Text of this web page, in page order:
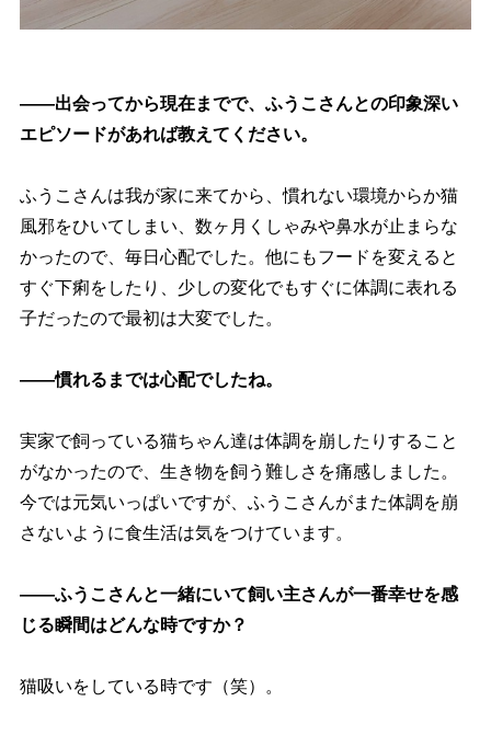
――出会ってから現在までで、ふうこさんとの印象深い
エピソードがあれば教えてください。
ふうこさんは我が家に来てから、慣れない環境からか猫
風邪をひいてしまい、数ヶ月くしゃみや鼻水が止まらな
かったので、毎日心配でした。他にもフードを変えると
すぐ下痢をしたり、少しの変化でもすぐに体調に表れる
子だったので最初は大変でした。
――慣れるまでは心配でしたね。
実家で飼っている猫ちゃん達は体調を崩したりすること
がなかったので、生き物を飼う難しさを痛感しました。
今では元気いっぱいですが、ふうこさんがまた体調を崩
さないように食生活は気をつけています。
――ふうこさんと一緒にいて飼い主さんが一番幸せを感
じる瞬間はどんな時ですか？
猫吸いをしている時です（笑）。